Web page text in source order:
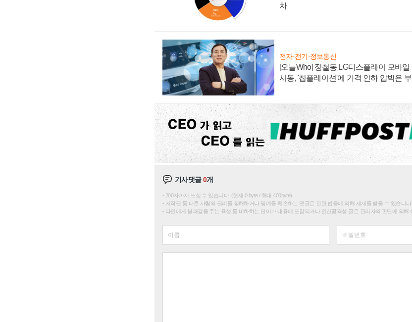
차
전자·전기·정보통신
[오늘Who] 정철동 LG디스플레이 모바
시동, '칩플레이션'에 가격 인하 압박은
기사댓글0개
200자까지 쓰실 수 있습니다. (현재 0 byte / 최대 400byte)
저작권 등 다른 사람의 권리를 침해하거나 명예를 훼손하는 댓글은 관련 법률에 의해 제재를 받을 수 있습니다.
타인에게 불쾌감을 주는 욕설 등 비하하는 단어가 내용에 포함되거나 인신공격성 글은 관리자의 판단에 의해